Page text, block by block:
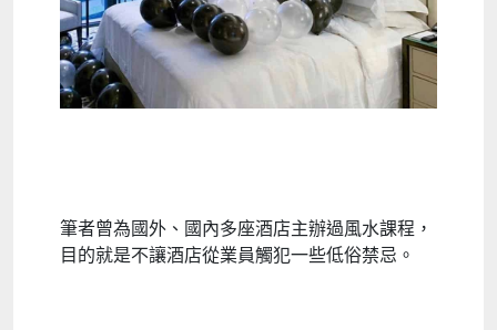
筆者曾為國外、國內多座酒店主辦過風水課程，
目的就是不讓酒店從業員觸犯一些低俗禁忌。